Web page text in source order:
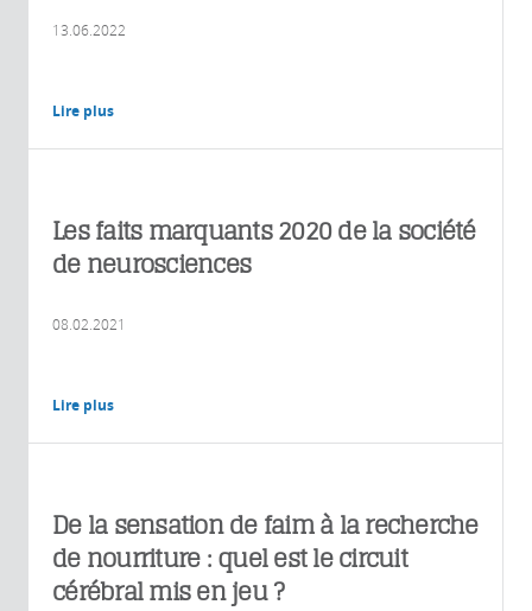
13.06.2022
Lire plus
Les faits marquants 2020 de la société
de neurosciences
08.02.2021
Lire plus
De la sensation de faim à la recherche
de nourriture : quel est le circuit
cérébral mis en jeu ?